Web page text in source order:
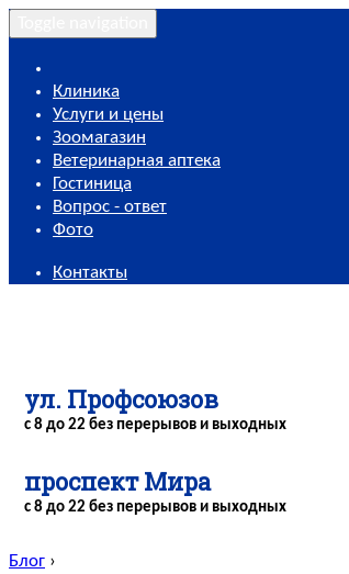
Клиника
Услуги и цены
Зоомагазин
Ветеринарная аптека
Гостиница
Вопрос - ответ
Фото
Контакты
ул. Профсоюзов
с 8 до 22 без перерывов и выходных
проспект Мира
с 8 до 22 без перерывов и выходных
Блог ›